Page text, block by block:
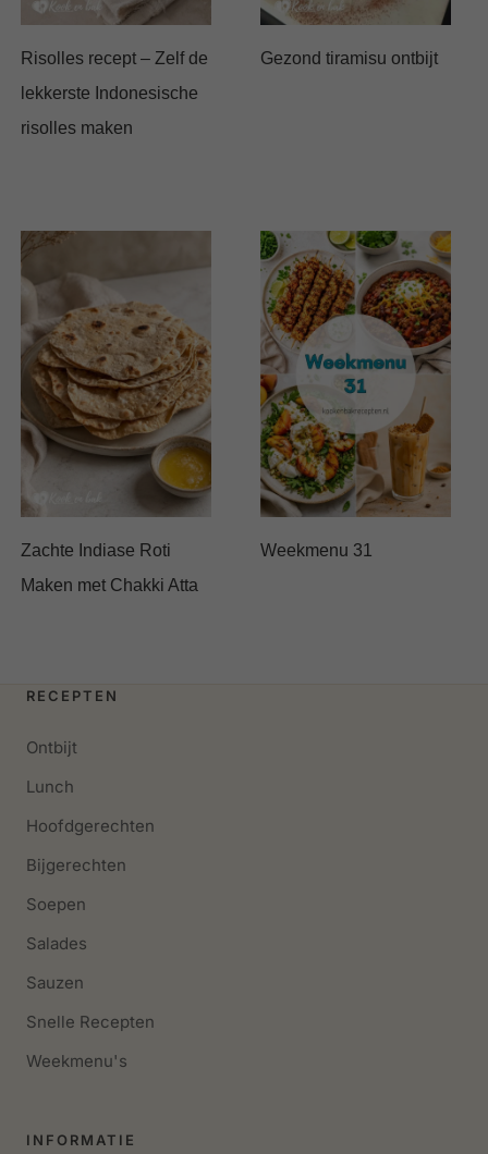
Risolles recept – Zelf de
lekkerste Indonesische
risolles maken
Gezond tiramisu ontbijt
Zachte Indiase Roti
Maken met Chakki Atta
Weekmenu 31
RECEPTEN
Ontbijt
Lunch
Hoofdgerechten
Bijgerechten
Soepen
Salades
Sauzen
Snelle Recepten
Weekmenu's
INFORMATIE